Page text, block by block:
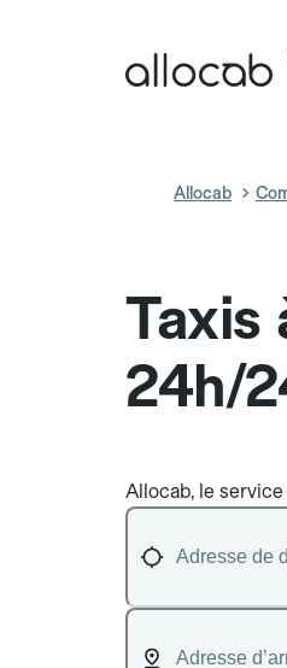
Allocab
Taxis
24h/
Allocab, le